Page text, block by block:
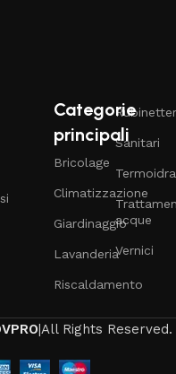
Categorie
principali
Bricolage
Climatizzazione
Giardinaggio
Lavanderia
Riscaldamento
Sanitari
acque
Vernici
|All Rights Reserved.